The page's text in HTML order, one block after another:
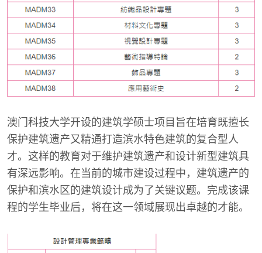
澳门科技大学开设的建筑学硕士项目旨在培育既擅长
保护建筑遗产又精通打造滨水特色建筑的复合型人
才。这样的教育对于维护建筑遗产和设计新型建筑具
有深远影响。在当前的城市建设过程中，建筑遗产的
保护和滨水区的建筑设计成为了关键议题。完成该课
程的学生毕业后，将在这一领域展现出卓越的才能。